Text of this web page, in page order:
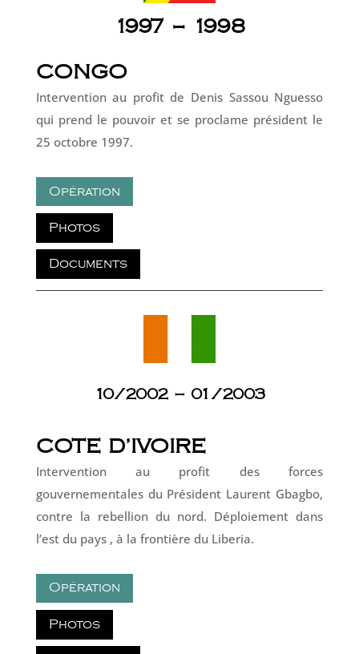
1997 – 1998
CONGO
Intervention au profit de Denis Sassou Nguesso
qui prend le pouvoir et se proclame président le
25 octobre 1997.
Opération
Photos
Documents
10/2002 – 01/2003
COTE D’IVOIRE
Intervention au profit des forces
gouvernementales du Président Laurent Gbagbo,
contre la rebellion du nord. Déploiement dans
l’est du pays , à la frontière du Liberia.
Opération
Photos